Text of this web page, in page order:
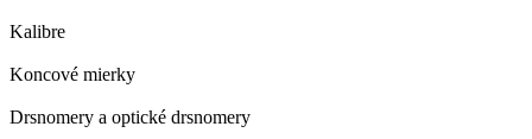
Kalibre
Koncové mierky
Drsnomery a optické drsnomery